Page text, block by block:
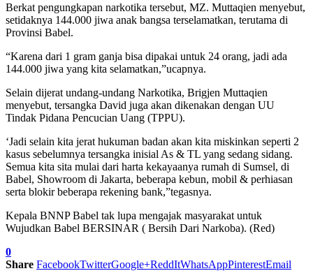
Berkat pengungkapan narkotika tersebut, MZ. Muttaqien menyebut,
setidaknya 144.000 jiwa anak bangsa terselamatkan, terutama di
Provinsi Babel.
“Karena dari 1 gram ganja bisa dipakai untuk 24 orang, jadi ada
144.000 jiwa yang kita selamatkan,”ucapnya.
Selain dijerat undang-undang Narkotika, Brigjen Muttaqien
menyebut, tersangka David juga akan dikenakan dengan UU
Tindak Pidana Pencucian Uang (TPPU).
‘Jadi selain kita jerat hukuman badan akan kita miskinkan seperti 2
kasus sebelumnya tersangka inisial As & TL yang sedang sidang.
Semua kita sita mulai dari harta kekayaanya rumah di Sumsel, di
Babel, Showroom di Jakarta, beberapa kebun, mobil & perhiasan
serta blokir beberapa rekening bank,”tegasnya.
Kepala BNNP Babel tak lupa mengajak masyarakat untuk
Wujudkan Babel BERSINAR ( Bersih Dari Narkoba). (Red)
0
Share FacebookTwitterGoogle+ReddItWhatsAppPinterestEmail